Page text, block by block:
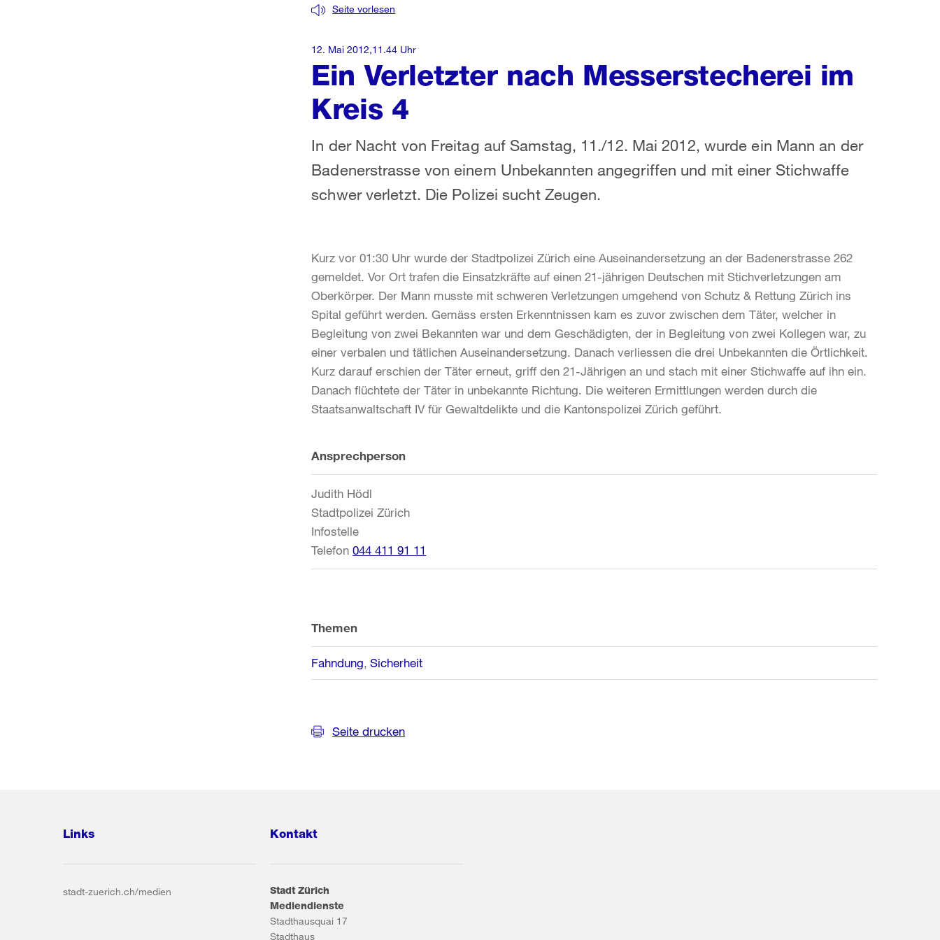
Ein Verletzter nach Messerstecherei im
Kreis 4
Seite vorlesen
In der Nacht von Freitag auf Samstag, 11./12. Mai 2012, wurde ein Mann an der
Badenerstrasse von einem Unbekannten angegriffen und mit einer Stichwaffe
schwer verletzt. Die Polizei sucht Zeugen.
12. Mai 2012,11.44 Uhr
Kurz vor 01:30 Uhr wurde der Stadtpolizei Zürich eine Auseinandersetzung an der Badenerstrasse 262
gemeldet. Vor Ort trafen die Einsatzkräfte auf einen 21-jährigen Deutschen mit Stichverletzungen am
Oberkörper. Der Mann musste mit schweren Verletzungen umgehend von Schutz & Rettung Zürich ins
Spital geführt werden. Gemäss ersten Erkenntnissen kam es zuvor zwischen dem Täter, welcher in
Begleitung von zwei Bekannten war und dem Geschädigten, der in Begleitung von zwei Kollegen war, zu
einer verbalen und tätlichen Auseinandersetzung. Danach verliessen die drei Unbekannten die Örtlichkeit.
Kurz darauf erschien der Täter erneut, griff den 21-Jährigen an und stach mit einer Stichwaffe auf ihn ein.
Danach flüchtete der Täter in unbekannte Richtung. Die weiteren Ermittlungen werden durch die
Staatsanwaltschaft IV für Gewaltdelikte und die Kantonspolizei Zürich geführt.
Weitere
Informationen
Ansprechperson
Judith Hödl
Stadtpolizei Zürich
Infostelle
Telefon 044 411 91 11
Themen
Fahndung Sicherheit
Seite drucken
Links
stadt-zuerich.ch/medien
Kontakt
Stadt Zürich
Mediendienste
Stadthausquai 17
Stadthaus